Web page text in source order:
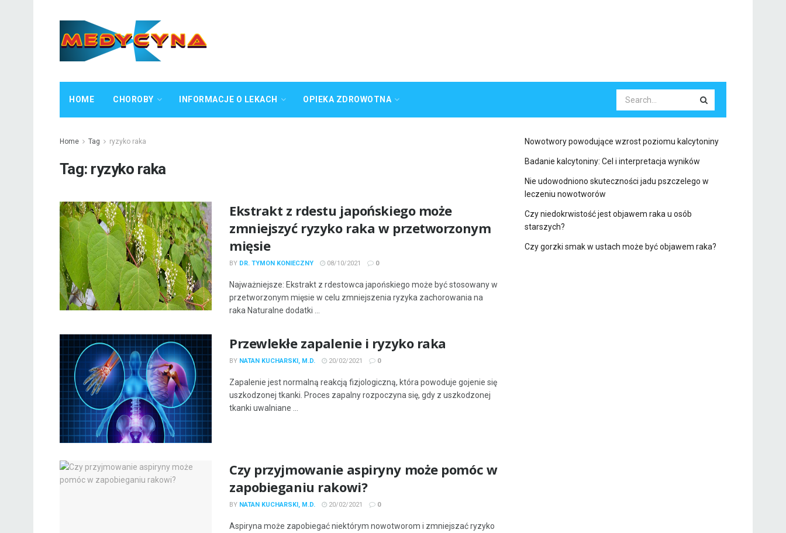
HOME CHOROBY INFORMACJE O LEKACH OPIEKA ZDROWOTNA
Home Tag ryzyko raka
Tag: ryzyko raka
Ekstrakt z rdestu japońskiego może
zmniejszyć ryzyko raka w przetworzonym
mięsie
BY DR. TYMON KONIECZNY 08/10/2021 0
Najważniejsze: Ekstrakt z rdestowca japońskiego może być stosowany w
przetworzonym mięsie w celu zmniejszenia ryzyka zachorowania na
raka Naturalne dodatki ...
Przewlekłe zapalenie i ryzyko raka
BY NATAN KUCHARSKI, M.D. 20/02/2021 0
Zapalenie jest normalną reakcją fizjologiczną, która powoduje gojenie się
uszkodzonej tkanki. Proces zapalny rozpoczyna się, gdy z uszkodzonej
tkanki uwalniane ...
Czy przyjmowanie aspiryny może pomóc w
zapobieganiu rakowi?
BY NATAN KUCHARSKI, M.D. 20/02/2021 0
Aspiryna może zapobiegać niektórym nowotworom i zmniejszać ryzyko
Nowotwory powodujące wzrost poziomu kalcytoniny
Badanie kalcytoniny: Cel i interpretacja wyników
Nie udowodniono skuteczności jadu pszczelego w
leczeniu nowotworów
Czy niedokrwistość jest objawem raka u osób
starszych?
Czy gorzki smak w ustach może być objawem raka?